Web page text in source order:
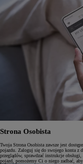
Strona Osobista
Twoja Strona Osobista zawsze jest
pojazdu. Zaloguj się do swojego konta z
przeglądów, sprawdzać instrukcje
pojazd, pomożemy Ci o niego zadbać,